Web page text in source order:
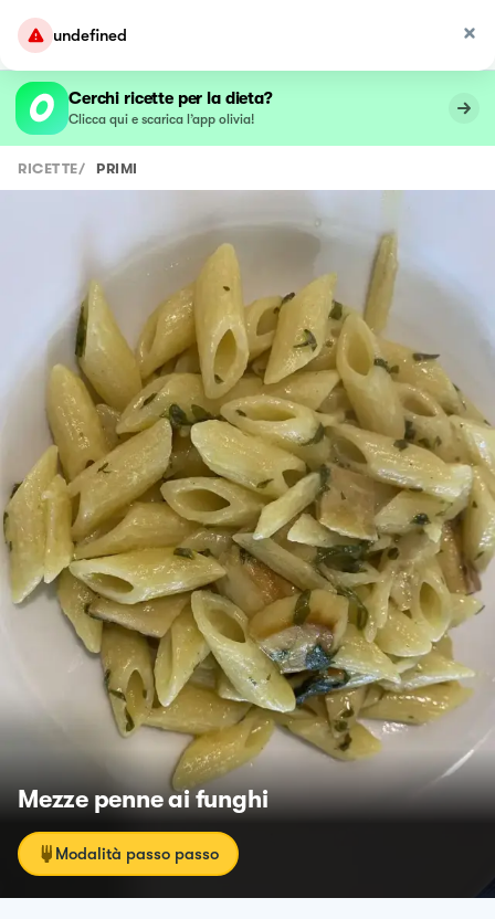
undefined
Cerchi ricette per la dieta?
Clicca qui e scarica l’app olivia!
RICETTE/ PRIMI
Mezze penne ai funghi
Modalità passo passo